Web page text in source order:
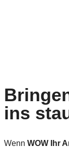
ins
Wenn WOW Ihr